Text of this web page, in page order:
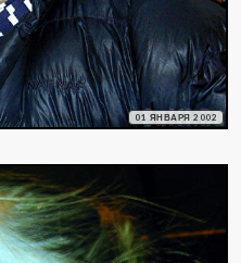
01 ЯНВАРЯ 2002